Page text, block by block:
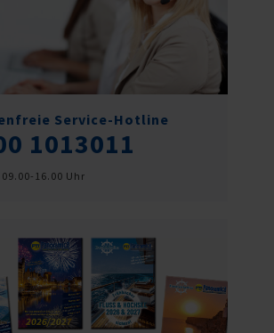
Service-Hotline
1013011
09.00-16.00 Uhr